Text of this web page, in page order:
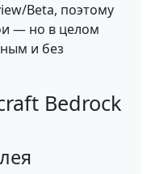
Beta, поэтому
— но в целом
и без
Bedrock